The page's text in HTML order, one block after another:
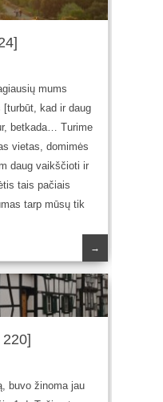
mums
kad ir daug
betkada… Turime
vietas, domimės
daug vaikščioti ir
tais pačiais
tarp mūsų tik
→
buvo žinoma jau